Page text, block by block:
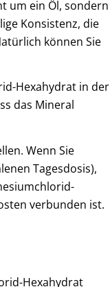
um ein Öl, sondern
Konsistenz, die
können Sie
Hexahydrat in der
das Mineral
Wenn Sie
Tagesdosis),
verbunden ist.
Hexahydrat